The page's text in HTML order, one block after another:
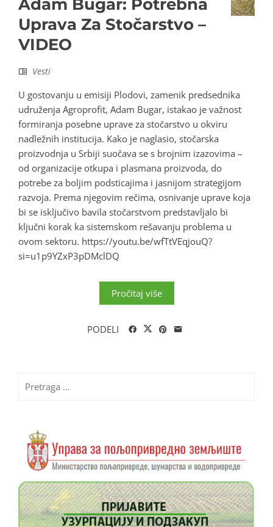
Adam Bugar: Potrebna
Uprava Za Stočarstvo –
VIDEO
Vesti
U gostovanju u emisiji Plodovi, zamenik predsednika
udruženja Agroprofit, Adam Bugar, istakao je važnost
formiranja posebne uprave za stočarstvo u okviru
nadležnih institucija. Kako je naglasio, stočarska
proizvodnja u Srbiji suočava se s brojnim izazovima –
od organizacije otkupa i plasmana proizvoda, do
potrebe za boljim podsticajima i jasnijom strategijom
razvoja. Prema njegovim rečima, osnivanje uprave koja
bi se isključivo bavila stočarstvom predstavljalo bi
ključni korak ka sistemskom rešavanju problema u
ovom sektoru. https://youtu.be/wfTtVEqjouQ?
si=u1p9YZxP3pDMclDQ
Pročitaj više
PODELI
za: